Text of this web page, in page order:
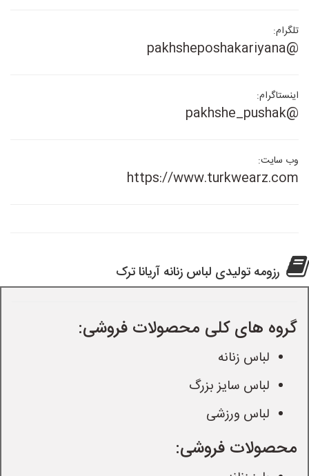
تلگرام:
@pakhsheposhakariyana
اینستاگرام:
@pakhshe_pushak
وب سایت:
https://www.turkwearz.com
رزومه تولیدی لباس زنانه آریانا ترک
گروه های کلی محصولات فروشی:
لباس زنانه
لباس سایز بزرگ
لباس ورزشی
محصولات فروشی: